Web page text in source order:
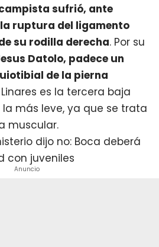
sufrió, ante
ruptura del ligamento
su rodilla derecha. Por su
Datolo, padece un
de la pierna
es la tercera baja
la más leve, ya que se trata
muscular.
dijo no: Boca deberá
con juveniles
Anuncio